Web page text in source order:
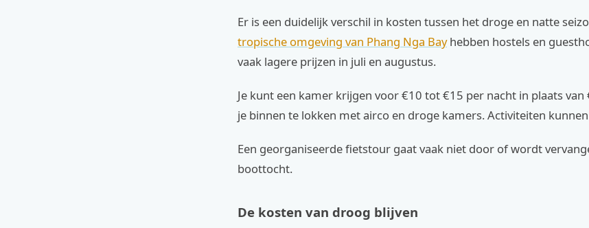
Er is een duidelijk verschil in kosten tussen het droge en natte
tropische omgeving van Phang Nga Bayhebben hostels en
vaak lagere prijzen in juli en augustus.
Je kunt een kamer krijgen voor €10 tot €15 per nacht in plaats van
je binnen te lokken met airco en droge kamers. Activiteiten
Een georganiseerde fietstour gaat vaak niet door of wordt
boottocht.
De kosten van droog blijven